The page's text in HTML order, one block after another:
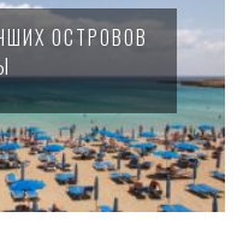
ОСТРОВОВ